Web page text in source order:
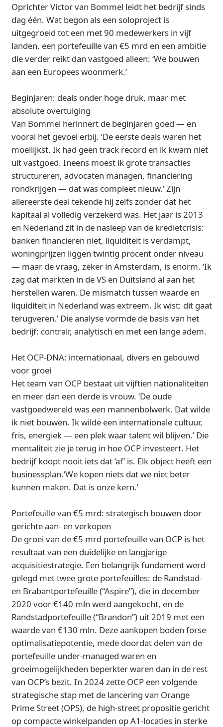
Oprichter Victor van Bommel leidt het bedrijf sinds
dag één. Wat begon als een soloproject is
uitgegroeid tot een met 90 medewerkers in vijf
landen, een portefeuille van €5 mrd en een ambitie
die verder reikt dan vastgoed alleen: ‘We bouwen
aan een Europees woonmerk.’
Beginjaren: deals onder hoge druk, maar met
absolute overtuiging
Van Bommel herinnert de beginjaren goed — en
vooral het gevoel erbij. ‘De eerste deals waren het
moeilijkst. Ik had geen track record en ik kwam niet
uit vastgoed. Ineens moest ik grote transacties
structureren, advocaten managen, financiering
rondkrijgen — dat was compleet nieuw.’ Zijn
allereerste deal tekende hij zelfs zonder dat het
kapitaal al volledig verzekerd was. Het jaar is 2013
en Nederland zit in de nasleep van de kredietcrisis:
banken financieren niet, liquiditeit is verdampt,
woningprijzen liggen twintig procent onder niveau
— maar de vraag, zeker in Amsterdam, is enorm. ‘Ik
zag dat markten in de VS en Duitsland al aan het
herstellen waren. De mismatch tussen waarde en
liquiditeit in Nederland was extreem. Ik wist: dit gaat
terugveren.’ Die analyse vormde de basis van het
bedrijf: contrair, analytisch en met een lange adem.
Het OCP-DNA: internationaal, divers en gebouwd
voor groei
Het team van OCP bestaat uit vijftien nationaliteiten
en meer dan een derde is vrouw. ‘De oude
vastgoedwereld was een mannenbolwerk. Dat wilde
ik niet bouwen. Ik wilde een internationale cultuur,
fris, energiek — een plek waar talent wil blijven.’ Die
mentaliteit zie je terug in hoe OCP investeert. Het
bedrijf koopt nooit iets dat ‘af’ is. Elk object heeft een
businessplan.‘We kopen niets dat we niet beter
kunnen maken. Dat is onze kern.’
Portefeuille van €5 mrd: strategisch bouwen door
gerichte aan- en verkopen
De groei van de €5 mrd portefeuille van OCP is het
resultaat van een duidelijke en langjarige
acquisitiestrategie. Een belangrijk fundament werd
gelegd met twee grote portefeuilles: de Randstad-
en Brabantportefeuille (“Aspire”), die in december
2020 voor €140 mln werd aangekocht, en de
Randstadportefeuille (“Brandon”) uit 2019 met een
waarde van €130 mln. Deze aankopen boden forse
optimalisatiepotentie, mede doordat delen van de
portefeuille under-managed waren en
groeimogelijkheden beperkter waren dan in de rest
van OCP’s bezit. In 2024 zette OCP een volgende
strategische stap met de lancering van Orange
Prime Street (OPS), de high-street propositie gericht
op compacte winkelpanden op A1-locaties in sterke